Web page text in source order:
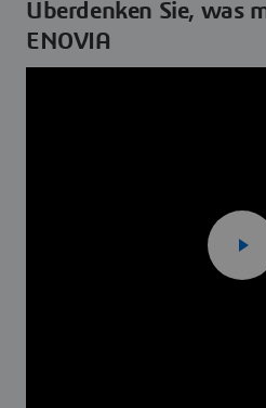
Überdenken Sie, was
ENOVIA